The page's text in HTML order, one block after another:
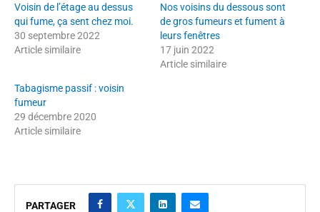
Voisin de l’étage au dessus
qui fume, ça sent chez moi.
30 septembre 2022
Article similaire
Nos voisins du dessous sont
de gros fumeurs et fument à
leurs fenêtres
17 juin 2022
Article similaire
Tabagisme passif : voisin
fumeur
29 décembre 2020
Article similaire
PARTAGER